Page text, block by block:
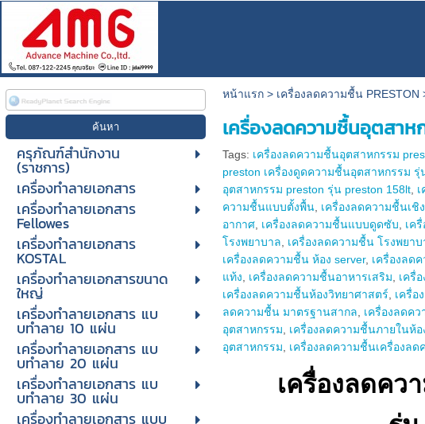
ครุภัณฑ์สำนักงาน
(ราชการ)
เครื่องทำลายเอกสาร
เครื่องทำลายเอกสาร
Fellowes
เครื่องทำลายเอกสาร
KOSTAL
เครื่องทำลายเอกสารขนาด
ใหญ่
เครื่องทําลายเอกสาร แบ
บทําลาย 10 แผ่น
เครื่องทําลายเอกสาร แบ
บทําลาย 20 แผ่น
เครื่องทําลายเอกสาร แบ
บทําลาย 30 แผ่น
เครื่องทำลายเอกสาร แบบ
หน้าแรก> เครื่องลดความชื้น PRESTON
เครื่องลดความชื้นอุตสาห
Tags: เครื่องลดความชื้นอุตสาหกรรม
preston เครื่องดูดความชื้นอุตสาหกรรม รุ่
อุตสาหกรรม preston รุ่น preston 158lt
ความชื้นแบบตั้งพื้น เครื่องลดความชื้นเ
อากาศ เครื่องลดความชื้นแบบดูดซับ เค
โรงพยาบาล
เครื่องลดความชื้น โรงพยาบ
เครื่องลดความชื้น ห้อง server, เครื่องลด
แท้ง
เครื่องลดความชื้นอาหารเสริม เครื่
เครื่องลดความชื้นห้องวิทยาศาสตร์
เครื่อ
ลดความชื้น มาตรฐานสากล
เครื่องลดค
อุตสาหกรรม
เครื่องลดความชื้นภายในห้อ
อุตสาหกรรม
เครื่องลดความชื้นเครื่องล
เครื่องลดคว